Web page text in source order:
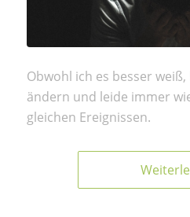
Obwohl ich es besser
ändern und leide immer
gleichen Ereignissen.